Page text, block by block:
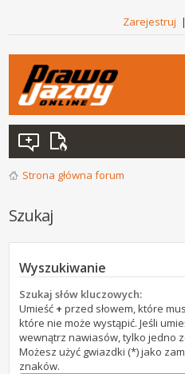
Zarejestruj |
Strona główna forum
Szukaj
Wyszukiwanie
Szukaj słów kluczowych:
Umieść + przed słowem, które
które nie może wystąpić. Jeśli
wewnątrz nawiasów, tylko jedno
Możesz użyć gwiazdki (*) jako
znaków.